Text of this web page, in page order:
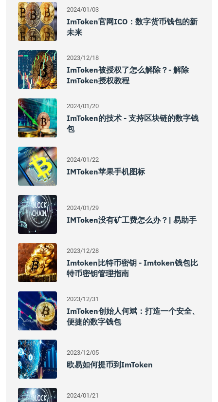
2024/01/03
ImToken官网ICO：数字货币钱包的新
未来
2023/12/18
ImToken被授权了怎么解除？- 解除
ImToken授权教程
2024/01/20
ImToken的技术 - 支持区块链的数字钱
包
2024/01/22
IMToken苹果手机图标
2024/01/29
IMToken没有矿工费怎么办？| 易助手
2023/12/28
Imtoken比特币密钥 - Imtoken钱包比
特币密钥管理指南
2023/12/31
ImToken创始人何斌：打造一个安全、
便捷的数字钱包
2023/12/05
欧易如何提币到imToken
2024/01/21